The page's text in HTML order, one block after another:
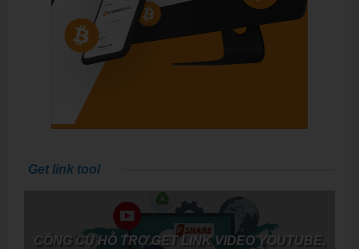
Get link tool
CÔNG CỤ HỖ TRỢ GET LINK VIDEO YOUTUBE,